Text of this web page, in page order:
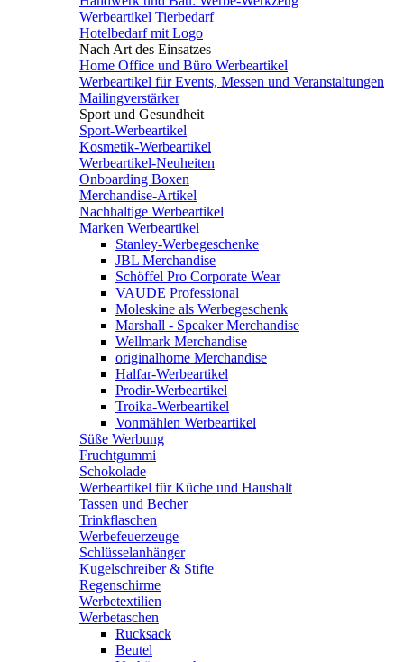
Werbeartikel Tierbedarf
Hotelbedarf mit Logo
Nach Art des Einsatzes
Home Office und Büro Werbeartikel
Werbeartikel für Events, Messen und Veranstaltungen
Mailingverstärker
Sport und Gesundheit
Sport-Werbeartikel
Kosmetik-Werbeartikel
Werbeartikel-Neuheiten
Onboarding Boxen
Merchandise-Artikel
Nachhaltige Werbeartikel
Marken Werbeartikel
Stanley-Werbegeschenke
JBL Merchandise
Schöffel Pro Corporate Wear
VAUDE Professional
Moleskine als Werbegeschenk
Marshall - Speaker Merchandise
Wellmark Merchandise
originalhome Merchandise
Halfar-Werbeartikel
Prodir-Werbeartikel
Troika-Werbeartikel
Vonmählen Werbeartikel
Süße Werbung
Fruchtgummi
Schokolade
Werbeartikel für Küche und Haushalt
Tassen und Becher
Trinkflaschen
Werbefeuerzeuge
Schlüsselanhänger
Kugelschreiber & Stifte
Regenschirme
Werbetextilien
Werbetaschen
Rucksack
Beutel